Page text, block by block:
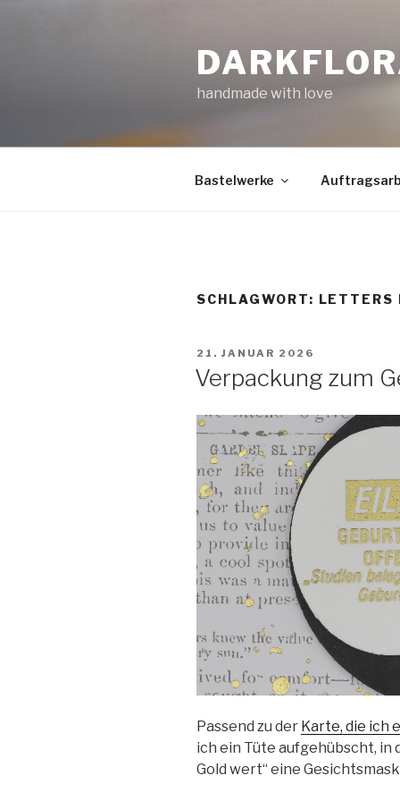
handmade with love
Bastelwerke
SCHLAGWORT: LETTERS
VERÖFFENTLICHT
21. JANUAR 2026
Verpackung zum
Passend zu der Karte, die ich
ich ein Tüte aufgehübscht, in
Gold wert“ eine